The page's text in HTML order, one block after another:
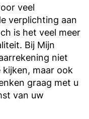
veel
verplichting aan
is het veel meer
Bij Mijn
niet
maar ook
graag met u
van uw